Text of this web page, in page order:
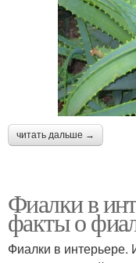
читать дальше →
Фиалки в
факты о
Фиалки в